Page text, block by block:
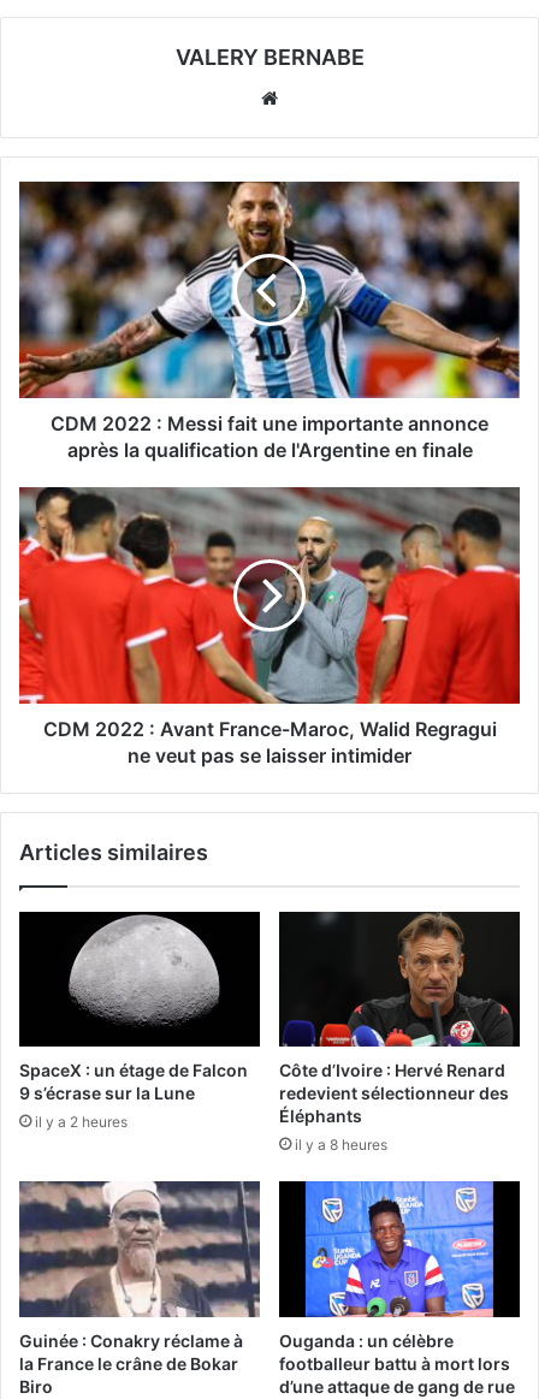
VALERY BERNABE
CDM 2022 : Messi fait une importante annonce
après la qualification de l'Argentine en finale
CDM 2022 : Avant France-Maroc, Walid Regragui
ne veut pas se laisser intimider
Articles similaires
SpaceX : un étage de Falcon
9 s’écrase sur la Lune
il y a 2 heures
Côte d’Ivoire : Hervé Renard
redevient sélectionneur des
Éléphants
il y a 8 heures
Guinée : Conakry réclame à
la France le crâne de Bokar
Biro
Ouganda : un célèbre
footballeur battu à mort lors
d’une attaque de gang de rue